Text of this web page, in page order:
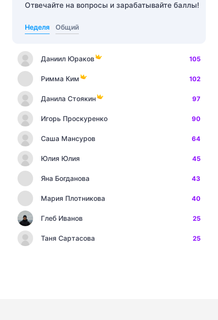
Отвечайте на вопросы и зарабатывайте баллы!
Неделя Общий
Даниил Юраков 105
Римма Ким 102
Данила Стоякин 97
Игорь Проскуренко 90
Саша Мансуров 64
Юлия Юлия 45
Яна Богданова 43
Мария Плотникова 40
Глеб Иванов 25
Таня Сартасова 25